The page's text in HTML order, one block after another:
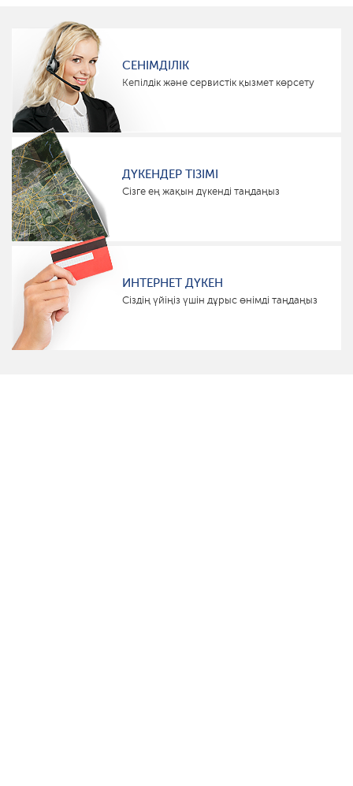
СЕНІМДІЛІК
Кепілдік және сервистік қызмет көрсету
ДҮКЕНДЕР ТІЗІМІ
Сізге ең жақын дүкенді таңдаңыз
ИНТЕРНЕТ ДҮКЕН
Сіздің үйіңіз үшін дұрыс өнімді таңдаңыз